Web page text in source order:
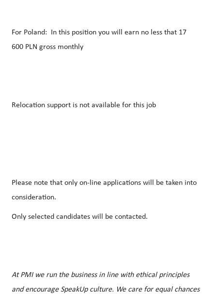
For Poland: In this position you will earn no less that 17
600 PLN gross monthly
Relocation support is not available for this job
Please note that only on-line applications will be taken into
consideration.
Only selected candidates will be contacted.
At PMI we run the business in line with ethical principles
and encourage SpeakUp culture. We care for equal chances